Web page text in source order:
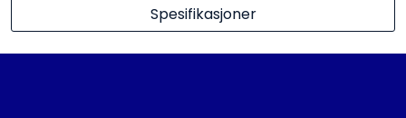
Spesifikasjoner